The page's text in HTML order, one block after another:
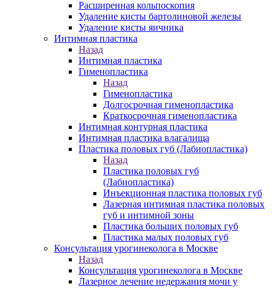
Расширенная кольпоскопия
Удаление кисты бартолиновой железы
Удаление кисты яичника
Интимная пластика
Назад
Интимная пластика
Гименопластика
Назад
Гименопластика
Долгосрочная гименопластика
Краткосрочная гименопластика
Интимная контурная пластика
Интимная пластика влагалища
Пластика половых губ (Лабиопластика)
Назад
Пластика половых губ
(Лабиопластика)
Инъекционная пластика половых губ
Лазерная интимная пластика половых
губ и интимной зоны
Пластика больших половых губ
Пластика малых половых губ
Консультация урогинеколога в Москве
Назад
Консультация урогинеколога в Москве
Лазерное лечение недержания мочи у